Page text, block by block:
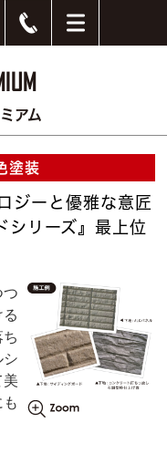
アム
塗装
ジーと優雅な意匠
シリーズ』最上位
つ
シ
美